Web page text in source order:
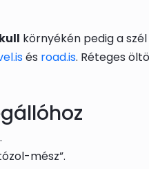
környékén pedig a
és road.is. Réteges
mész”.